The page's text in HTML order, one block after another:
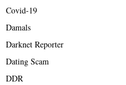
Covid-19
Damals
Darknet Reporter
Dating Scam
DDR